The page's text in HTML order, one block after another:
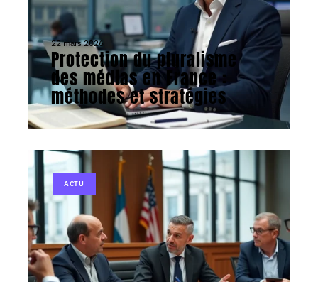
22 mars 2026
Protection du pluralisme
des médias en France :
méthodes et stratégies
ACTU